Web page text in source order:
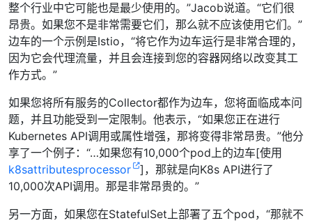
整个行业中它可能也是最少使用的。”Jacob说道。“它们很
昂贵。如果您不是非常需要它们，那么就不应该使用它们。”
边车的一个示例是Istio，“将它作为边车运行是非常合理的，
因为它会代理流量，并且会连接到您的容器网络以改变其工
作方式。”
如果您将所有服务的Collector都作为边车，您将面临成本问
题，并且功能受到一定限制。他表示，“如果您正在进行
Kubernetes API调用或属性增强，那将变得非常昂贵。”他分
享了一个例子：“…如果您有10,000个pod上的边车[使用
k8sattributesprocessor
]，那就是向K8s API进行了
10,000次API调用。那是非常昂贵的。”
另一方面，如果您在StatefulSet上部署了五个pod，“那就不